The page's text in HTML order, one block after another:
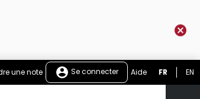
une note Se connecter Aide FR EN